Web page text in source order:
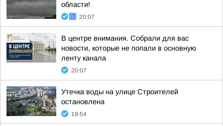
области!
20:07
В центре внимания. Собрали для вас
новости, которые не попали в основную
ленту канала
20:07
Утечка воды на улице Строителей
остановлена
19:54